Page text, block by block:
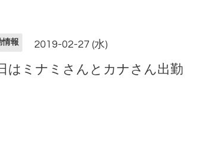
情報 2019-02-27 (水)
はミナミさんとカナさん出勤